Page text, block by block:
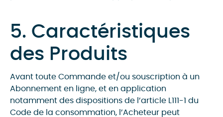
5. Caractéristiques
des Produits
Avant toute Commande et/ou souscription à un
Abonnement en ligne, et en application
notamment des dispositions de l’article L111-1 du
Code de la consommation, l’Acheteur peut